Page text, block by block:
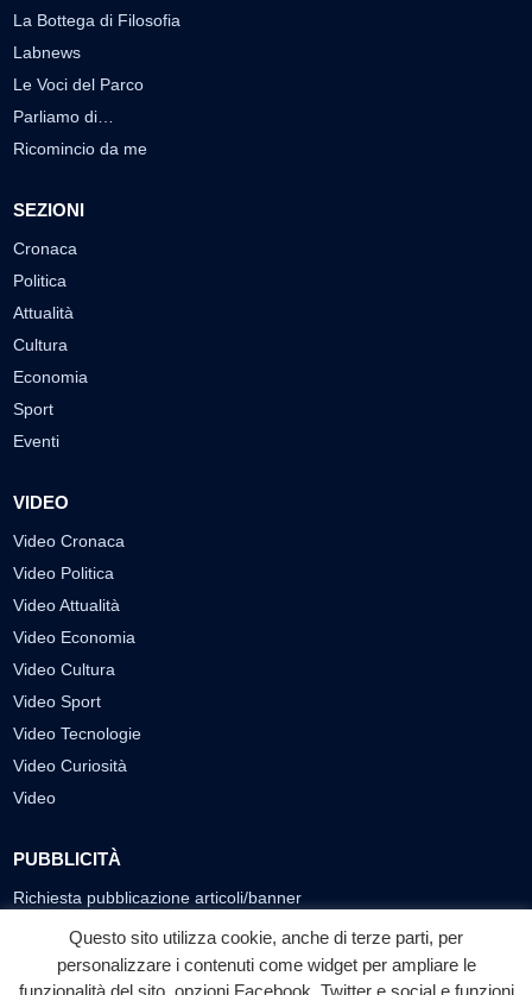
La Bottega di Filosofia
Labnews
Le Voci del Parco
Parliamo di…
Ricomincio da me
SEZIONI
Cronaca
Politica
Attualità
Cultura
Economia
Sport
Eventi
VIDEO
Video Cronaca
Video Politica
Video Attualità
Video Economia
Video Cultura
Video Sport
Video Tecnologie
Video Curiosità
Video
PUBBLICITÀ
Richiesta pubblicazione articoli/banner
SEGUICI SUI SOCIAL
Questo sito utilizza cookie, anche di terze parti, per
personalizzare i contenuti come widget per ampliare le